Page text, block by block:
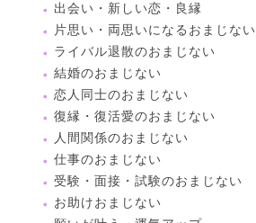
出会い・新しい恋・良縁
片思い・両思いになるおまじない
ライバル退散のおまじない
結婚のおまじない
恋人同士のおまじない
復縁・復活愛のおまじない
人間関係のおまじない
仕事のおまじない
受験・面接・試験のおまじない
お助けおまじない